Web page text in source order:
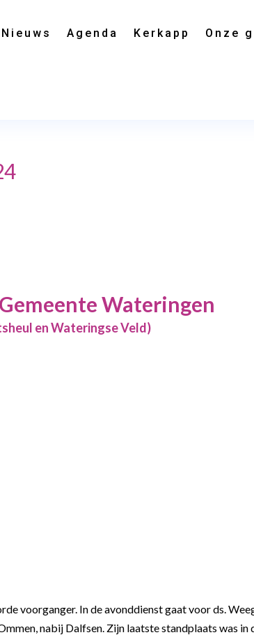
Nieuws Agenda Kerkapp Onze
Wateringen
en Wateringse Veld)
voorganger. In de avonddienst gaat voor ds.
nabij Dalfsen. Zijn laatste standplaats was in